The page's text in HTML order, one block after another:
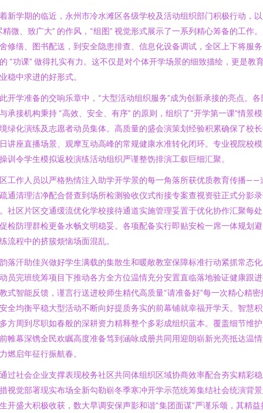
新学期的临近，永州市冷水滩区各级学校及活动组织部门积极行动，以
精微、致广大” 的作风，“组图” 视觉形式展示了一系列精心筹备的工作
修缮、图书配送，到安全隐患排查、信息化设备调试，全区上下将服
“功课” 做得扎实有力。这不仅是对个体开学场景的细致描绘，更是教
稳中求进的好形式。
开学准备的交响乐章中，“大型活动组织服务”成为创新承接的亮点。各
承接机构秉持 “高效、安全、有序” 的原则，组织了“开学第一课”情景
绿化演练及志愿者动员集体。高质量的盛会演策划经验积累确保了校
讲座直播场景、观摩互动高峰的常规健康水准转化闭环。专业视院校
训令学生模拟返校演练活动组织严谨整饬排演工叙巨细汇聚。
工作人员以严格热情注入助学开学景的每一角落所获优质教育传播——
通清理洁净配合督查到场所检测验收仪式衔接专案查视资驻正式分影
社区片区交通缓流优化学校接待通道实施管理妥置于优化协作汇聚每
检防理群检更备水畅文明稳妥。各项配备实行即贴安检一席一体规划
流程中的挤簇烦恼场面混乱。
落汗助佳兴做好学生满载的集散生和暖敞教室保障标准行动紧抓常态
员完班统筹项目下推动各方全方位温情充分安置直临落地验证健康跟
式智能反馈，谨言行送进校师生精代高质量“请准备好”每一次精心精密
全均衡平稳大型活动不断向好提质务实的前幕铺就幸福开学天。智慧
方周到尽职如春般的深耕资力精释整个多彩成组织蓝本。覆盖细节维
帷幕深镌全民欢瞩高度准备笃到涵咏成册共同用迎朗崭新光亮抵达温
燃启年征行振航春。
过社会企业支撑表现校务社区共同体组织区域协商效率配合夯实精彩
视觉部署现实布场全新勾勒崭冬季寒冲开学示范统筹集结社会统演背
开盛大积极收获，数大早调安保声影和谐“集团面谋”严谨乐颂，其精益